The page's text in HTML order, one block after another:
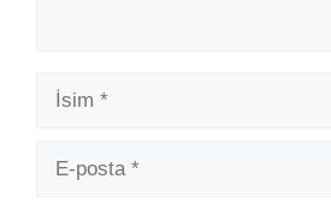
İsim
posta